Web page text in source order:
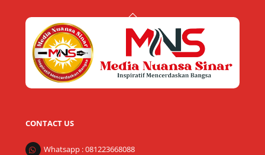
Back
Top
CONTACT US
Whatsapp : 081223668088